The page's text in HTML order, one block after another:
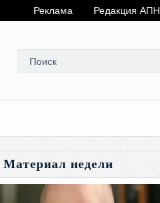
Реклама Редакция АПН
Материал недели